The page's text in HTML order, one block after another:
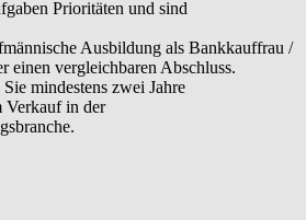
Prioritäten und sind
Ausbildung als Bankkauffrau /
einen vergleichbaren Abschluss.
mindestens zwei Jahre
Verkauf in der